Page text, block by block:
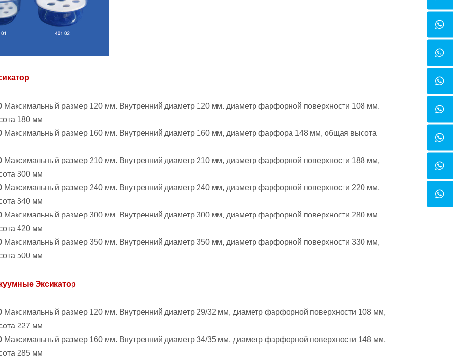
Максимальный размер 120 мм. Внутренний диаметр 120 мм, диаметр фарфорной поверхности 108 мм,
180 мм
Максимальный размер 160 мм. Внутренний диаметр 160 мм, диаметр фарфора 148 мм, общая высота
Максимальный размер 210 мм. Внутренний диаметр 210 мм, диаметр фарфорной поверхности 188 мм,
300 мм
Максимальный размер 240 мм. Внутренний диаметр 240 мм, диаметр фарфорной поверхности 220 мм,
340 мм
Максимальный размер 300 мм. Внутренний диаметр 300 мм, диаметр фарфорной поверхности 280 мм,
420 мм
Максимальный размер 350 мм. Внутренний диаметр 350 мм, диаметр фарфорной поверхности 330 мм,
500 мм
Эксикатор
Максимальный размер 120 мм. Внутренний диаметр 29/32 мм, диаметр фарфорной поверхности 108 мм,
227 мм
Максимальный размер 160 мм. Внутренний диаметр 34/35 мм, диаметр фарфорной поверхности 148 мм,
285 мм